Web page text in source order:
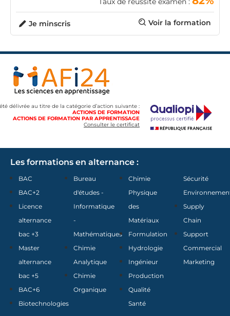
Voir la formation
Je minscris
délivrée au titre de la catégorie d’action suivante :
ACTIONS DE FORMATION
ACTIONS DE FORMATION PAR APPRENTISSAGE
Consulter le certificat
Les formations en alternance :
BAC
BAC+2
Licence
alternance
bac +3
Master
alternance
bac +5
BAC+6
Biotechnologies
Bureau
d'études -
Informatique
-
Mathématiques
Chimie
Analytique
Chimie
Organique
Chimie
Physique
des
Matériaux
Formulation
Hydrologie
Ingénieur
Production
Qualité
Santé
Sécurité
Supply
Chain
Support
Commercial
Marketing